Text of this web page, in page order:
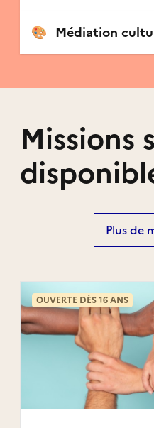
🎨 Médiation
Missions
Plus de
OUVERTE DÈS 16 ANS